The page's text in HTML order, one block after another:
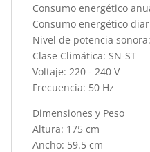
Consumo energético
Consumo energético
Nivel de potencia
Clase Climática: SN-ST
Voltaje: 220 - 240 V
Frecuencia: 50 Hz
Dimensiones y Peso
Altura: 175 cm
Ancho: 59.5 cm